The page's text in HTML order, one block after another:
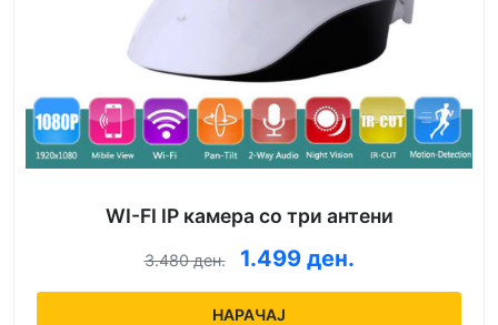
WI-FI IP камера со три антени
3.480 ден. 1.499 ден.
НАРАЧАЈ